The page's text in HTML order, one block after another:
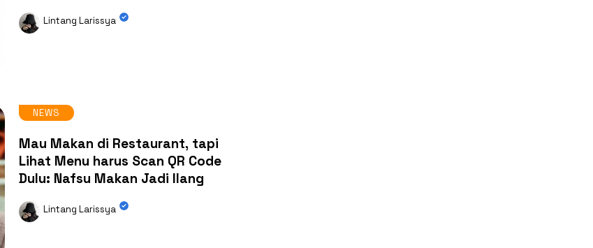
Lintang Larissya
NEWS
Mau Makan di Restaurant, tapi
Lihat Menu harus Scan QR Code
Dulu: Nafsu Makan Jadi Ilang
Lintang Larissya